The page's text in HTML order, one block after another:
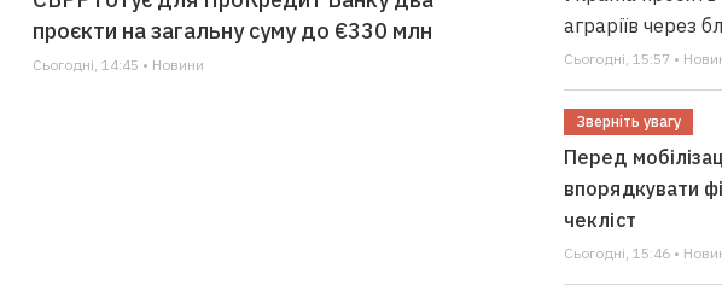
проєкти на загальну суму до €330 млн
Сьогодні, 14:45 • Новини
аграріїв через
Сьогодні, 15:57 •
Зверніть увагу
Перед
впорядкувати
чекліст
Сьогодні, 15:46 •